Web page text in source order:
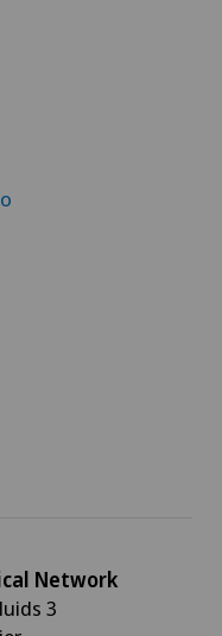
Network
3